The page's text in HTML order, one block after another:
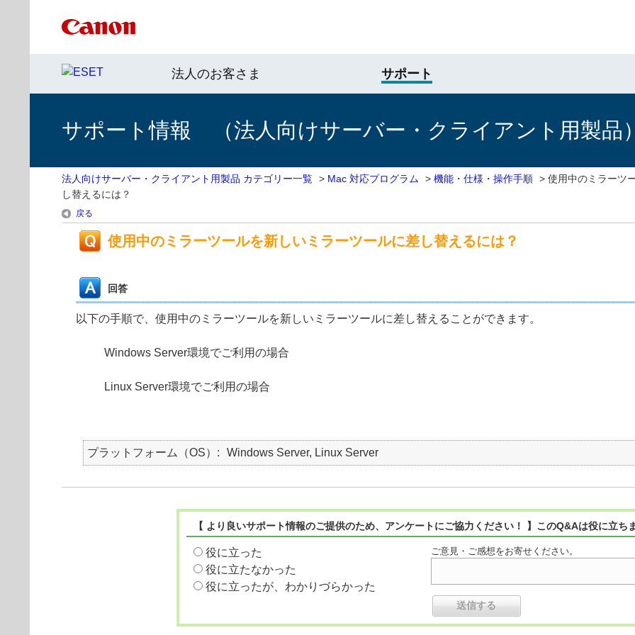
法人のお客さま サポート
サポート情報 （法人向けサーバー・クライアント用製品）
法人向けサーバー・クライアント用製品 カテゴリー一覧 > Mac 対応プログラム > 機能・仕様・操作手順 > 使用中のミラーツ
し替えるには？
戻る
使用中のミラーツールを新しいミラーツールに差し替えるには？
回答
以下の手順で、使用中のミラーツールを新しいミラーツールに差し替えることができます。
Windows Server環境でご利用の場合
Linux Server環境でご利用の場合
プラットフォーム（OS） Windows Server, Linux Server
【 より良いサポート情報のご提供のため、アンケートにご協力ください！ 】このQ&Aは役に立ち
役に立った
役に立たなかった
役に立ったが、わかりづらかった
ご意見・ご感想をお寄せください。